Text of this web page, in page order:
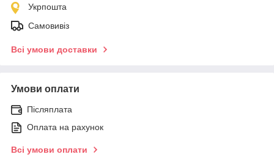
Укрпошта
Самовивіз
Всі умови доставки
Умови оплати
Післяплата
Оплата на рахунок
Всі умови оплати